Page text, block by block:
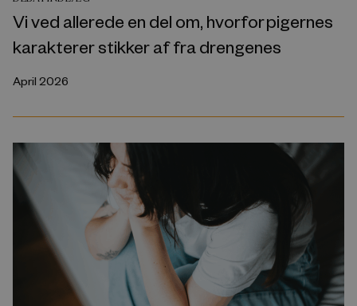
Vi ved allerede en del om, hvorfor pigernes
karakterer stikker af fra drengenes
April 2026